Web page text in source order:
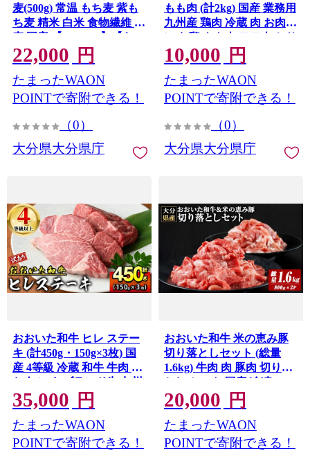
麦(500g) 常温 もち麦 紫も
ち麦 精米 白米 食物繊維 大
麦 国産 【opas003】【らい
む工房】
22,000 円
たまったWAON
POINTで寄附できる！
（0）
大分県大分県庁
もも肉 (計2kg) 国産 業務用
九州産 鶏肉 冷蔵 肉 お肉
にく 鶏 もも肉 モモ肉 とり
肉 鳥肉 鳥もも肉 とりもも
大容量 九州産 唐揚げ 焼き
鳥 親子丼 とり天 おかず お
弁当 大分県 【opcg002】
10,000 円
たまったWAON
POINTで寄附できる！
（0）
大分県大分県庁
おおいた和牛 ヒレ ステー
キ (計450g・150g×3枚) 国
産 4等級 冷蔵 和牛 牛肉 肉
お肉 にく ブランド牛 九州
産 精肉 赤身 焼肉 大分県
【opcg001】【吉野】
35,000 円
たまったWAON
POINTで寄附できる！
おおいた和牛 米の恵み豚
切り落としセット (総量
1.6kg) 牛肉 肉 豚肉 切り落
とし セット 国産 冷凍
【optk011】【大分県畜産
公社】
20,000 円
たまったWAON
POINTで寄附できる！